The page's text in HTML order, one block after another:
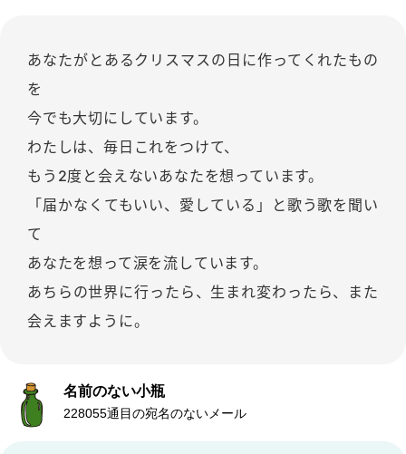
あなたがとあるクリスマスの日に作ってくれたもの
を
今でも大切にしています。
わたしは、毎日これをつけて、
もう2度と会えないあなたを想っています。
「届かなくてもいい、愛している」と歌う歌を聞い
て
あなたを想って涙を流しています。
あちらの世界に行ったら、生まれ変わったら、また
会えますように。
名前のない小瓶
228055通目の宛名のないメール